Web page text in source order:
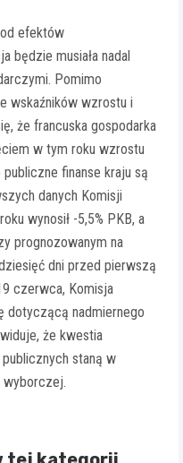
efektów
będzie musiała nadal
Pomimo
wskaźników wzrostu i
że francuska gospodarka
w tym roku wzrostu
finanse kraju są
danych Komisji
wynosił -5,5% PKB, a
prognozowanym na
dni przed pierwszą
czerwca, Komisja
dotyczącą nadmiernego
że kwestia
staną w
wyborczej.